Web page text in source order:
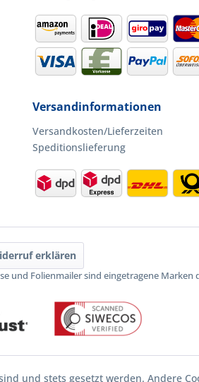
Versandinformationen
Versandkosten/Lieferzeiten
Speditionslieferung
erklären
und Folienmailer sind eingetragene Marken
und stets gesetzt werden. Andere